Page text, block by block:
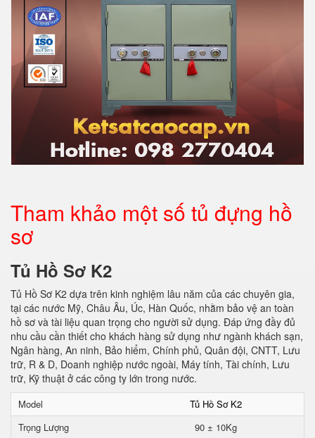
Tham khảo một số tủ đựng hồ
sơ
Tủ Hồ Sơ K2
Tủ Hồ Sơ K2 dựa trên kinh nghiệm lâu năm của các chuyên gia,
tại các nước Mỹ, Châu Âu, Úc, Hàn Quốc, nhằm bảo vệ an toàn
hồ sơ và tài liệu quan trọng cho người sử dụng. Đáp ứng đầy đủ
nhu cầu cần thiết cho khách hàng sử dụng như ngành khách sạn,
Ngân hàng, An ninh, Bảo hiểm, Chính phủ, Quân đội, CNTT, Lưu
trữ, R & D, Doanh nghiệp nước ngoài, Máy tính, Tài chính, Lưu
trữ, Kỹ thuật ở các công ty lớn trong nước.
Model
Tủ Hồ Sơ K2
Trọng Lượng
90 ± 10Kg